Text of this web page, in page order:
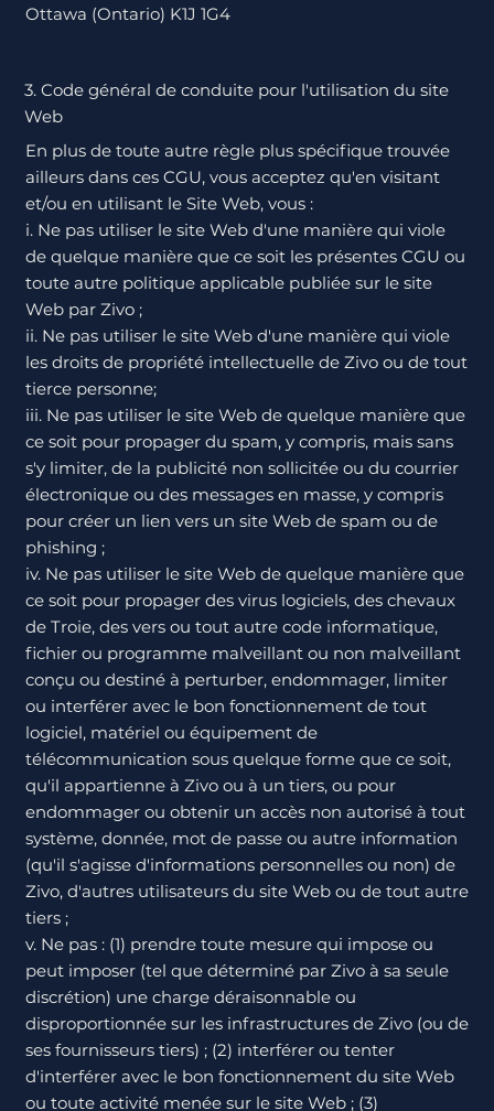
Ottawa (Ontario) K1J 1G4
3. Code général de conduite pour l'utilisation du site
Web
En plus de toute autre règle plus spécifique trouvée
ailleurs dans ces CGU, vous acceptez qu'en visitant
et/ou en utilisant le Site Web, vous :
i. Ne pas utiliser le site Web d'une manière qui viole
de quelque manière que ce soit les présentes CGU ou
toute autre politique applicable publiée sur le site
Web par Zivo ;
ii. Ne pas utiliser le site Web d'une manière qui viole
les droits de propriété intellectuelle de Zivo ou de tout
tierce personne;
iii. Ne pas utiliser le site Web de quelque manière que
ce soit pour propager du spam, y compris, mais sans
s'y limiter, de la publicité non sollicitée ou du courrier
électronique ou des messages en masse, y compris
pour créer un lien vers un site Web de spam ou de
phishing ;
iv. Ne pas utiliser le site Web de quelque manière que
ce soit pour propager des virus logiciels, des chevaux
de Troie, des vers ou tout autre code informatique,
fichier ou programme malveillant ou non malveillant
conçu ou destiné à perturber, endommager, limiter
ou interférer avec le bon fonctionnement de tout
logiciel, matériel ou équipement de
télécommunication sous quelque forme que ce soit,
qu'il appartienne à Zivo ou à un tiers, ou pour
endommager ou obtenir un accès non autorisé à tout
système, donnée, mot de passe ou autre information
(qu'il s'agisse d'informations personnelles ou non) de
Zivo, d'autres utilisateurs du site Web ou de tout autre
tiers ;
v. Ne pas : (1) prendre toute mesure qui impose ou
peut imposer (tel que déterminé par Zivo à sa seule
discrétion) une charge déraisonnable ou
disproportionnée sur les infrastructures de Zivo (ou de
ses fournisseurs tiers) ; (2) interférer ou tenter
d'interférer avec le bon fonctionnement du site Web
ou toute activité menée sur le site Web ; (3)